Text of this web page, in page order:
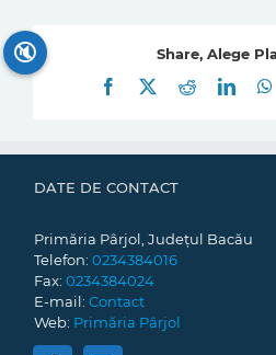
Share, Alege
Facebook
Reddit
DATE DE CONTACT
Primăria Pârjol, Județul Bacău
Telefon: 0234384016
Fax: 0234384024
E-mail: Contact
Web: Primăria Pârjol
🔇